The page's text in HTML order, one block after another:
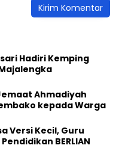
Hadiri Kemping
Ahmadiyah
kepada Warga
Versi Kecil, Guru
BERLIAN